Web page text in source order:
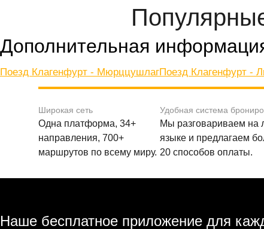
Дополнительная
Поезд Клагенфурт - МюрццушлагПоезд Клагенфурт -
Широкая сеть
Одна платформа, 34+
направления, 700+
маршрутов по всему миру.
Удобная система
Мы разговариваем на
языке и предлагаем
20 способов оплаты.
Наше бесплатное приложение для